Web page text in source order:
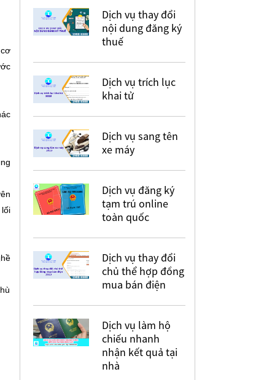
Dịch vụ thay đổi
nội dung đăng ký
thuế
Dịch vụ trích lục
khai tử
Dịch vụ sang tên
xe máy
Dịch vụ đăng ký
tạm trú online
toàn quốc
Dịch vụ thay đổi
chủ thể hợp đồng
mua bán điện
Dịch vụ làm hộ
chiếu nhanh
nhận kết quả tại
nhà